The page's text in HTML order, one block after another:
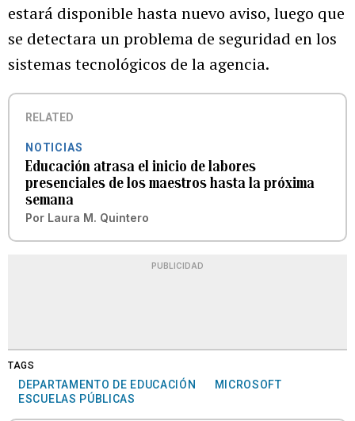
estará disponible hasta nuevo aviso, luego que
se detectara un problema de seguridad en los
sistemas tecnológicos de la agencia.
RELATED
NOTICIAS
Educación atrasa el inicio de labores
presenciales de los maestros hasta la próxima
semana
Por Laura M. Quintero
PUBLICIDAD
TAGS
DEPARTAMENTO DE EDUCACIÓN
MICROSOFT
ESCUELAS PÚBLICAS